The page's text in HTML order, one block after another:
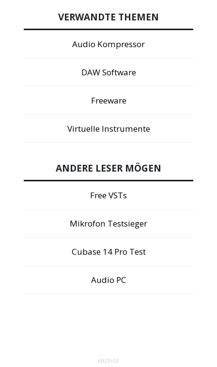
VERWANDTE THEMEN
Audio Kompressor
DAW Software
Freeware
Virtuelle Instrumente
ANDERE LESER MÖGEN
Free VSTs
Mikrofon Testsieger
Cubase 14 Pro Test
Audio PC
ANZEIGE